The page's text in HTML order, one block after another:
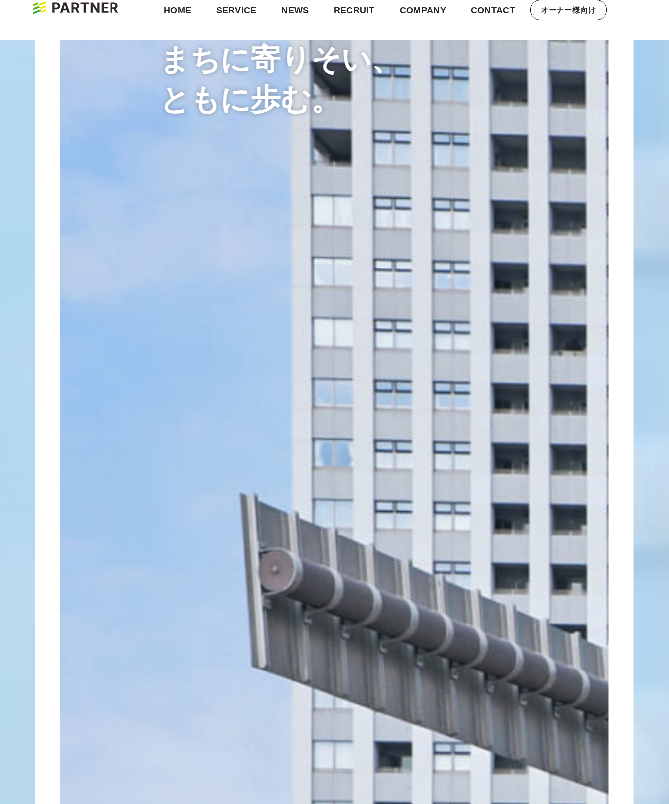
内
ス
キ
プ
HOME SERVICE NEWS RECRUIT COMPANY CONTACT オーナー様向け
まちに寄りそい、
ともに歩む。